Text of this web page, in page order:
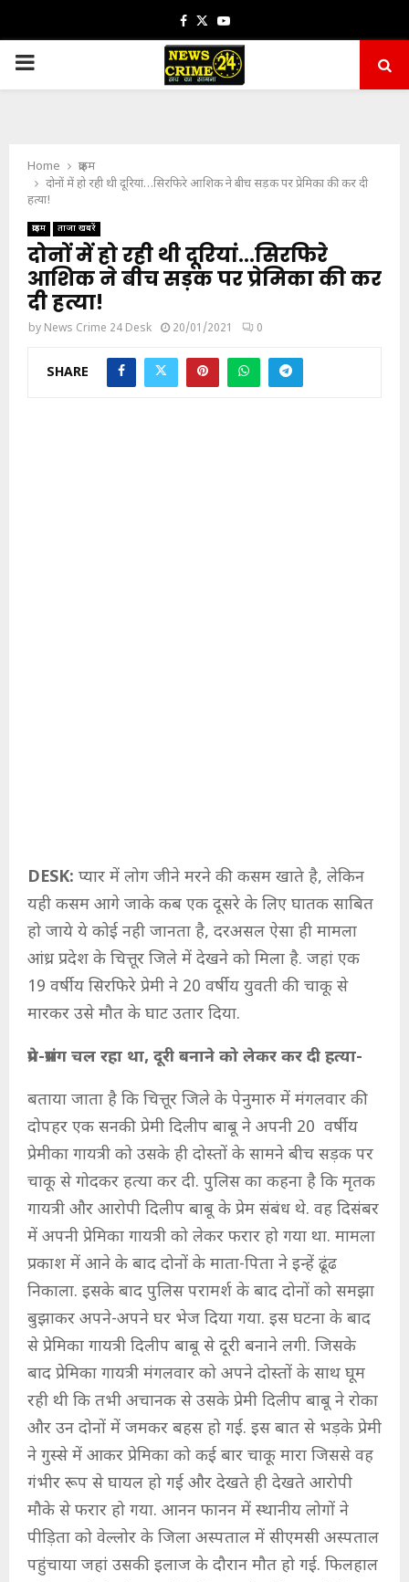
Facebook
TwitterYoutube
PRIMARY
Home
क्राइम
दोनों में हो रही थी दूरियां…सिरफिरे आशिक ने बीच सड़क पर प्रेमिका की कर दी
हत्या!
क्राइम ताजा खबरें
दोनों में हो रही थी दूरियां…सिरफिरे
आशिक ने बीच सड़क पर प्रेमिका की कर
दी हत्या!
by News Crime 24 Desk 20/01/2021 0
SHARE
DESK: प्यार में लोग जीने मरने की कसम खाते है, लेकिन
यही कसम आगे जाके कब एक दूसरे के लिए घातक साबित
हो जाये ये कोई नही जानता है, दरअसल ऐसा ही मामला
आंध्र प्रदेश के चित्तूर जिले में देखने को मिला है. जहां एक
19 वर्षीय सिरफिरे प्रेमी ने 20 वर्षीय युवती की चाकू से
मारकर उसे मौत के घाट उतार दिया.
प्रेम-प्रसंग चल रहा था, दूरी बनाने को लेकर कर दी हत्या-
बताया जाता है कि चित्तूर जिले के पेनुमारु में मंगलवार की
दोपहर एक सनकी प्रेमी दिलीप बाबू ने अपनी 20 वर्षीय
प्रेमीका गायत्री को उसके ही दोस्तों के सामने बीच सड़क पर
चाकू से गोदकर हत्या कर दी. पुलिस का कहना है कि मृतक
गायत्री और आरोपी दिलीप बाबू के प्रेम संबंध थे. वह दिसंबर
में अपनी प्रेमिका गायत्री को लेकर फरार हो गया था. मामला
प्रकाश में आने के बाद दोनों के माता-पिता ने इन्हें ढूंढ
निकाला. इसके बाद पुलिस परामर्श के बाद दोनों को समझा
बुझाकर अपने-अपने घर भेज दिया गया. इस घटना के बाद
से प्रेमिका गायत्री दिलीप बाबू से दूरी बनाने लगी. जिसके
बाद प्रेमिका गायत्री मंगलवार को अपने दोस्तों के साथ घूम
रही थी कि तभी अचानक से उसके प्रेमी दिलीप बाबू ने रोका
और उन दोनों में जमकर बहस हो गई. इस बात से भड़के प्रेमी
ने गुस्से में आकर प्रेमिका को कई बार चाकू मारा जिससे वह
गंभीर रूप से घायल हो गई और देखते ही देखते आरोपी
मौके से फरार हो गया. आनन फानन में स्थानीय लोगों ने
पीड़िता को वेल्लोर के जिला अस्पताल में सीएमसी अस्पताल
पहुंचाया जहां उसकी इलाज के दौरान मौत हो गई. फिलहाल